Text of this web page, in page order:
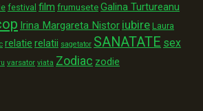
festival film frumusete Galina Turtureanu
Irina Margareta Nistor iubire Laura
relatie relatii sagetator SANATATE sex
varsator viata Zodiac zodie